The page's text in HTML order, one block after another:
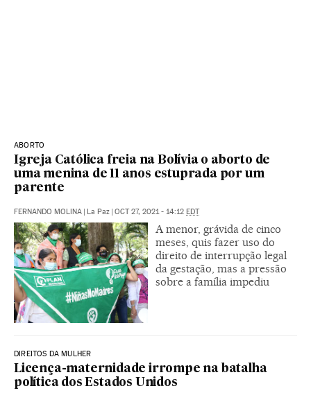
ABORTO
Igreja Católica freia na Bolívia o aborto de
uma menina de 11 anos estuprada por um
parente
FERNANDO MOLINA | La Paz | OCT 27, 2021 - 14:12 EDT
A menor, grávida de cinco
meses, quis fazer uso do
direito de interrupção legal
da gestação, mas a pressão
sobre a família impediu
DIREITOS DA MULHER
Licença-maternidade irrompe na batalha
política dos Estados Unidos